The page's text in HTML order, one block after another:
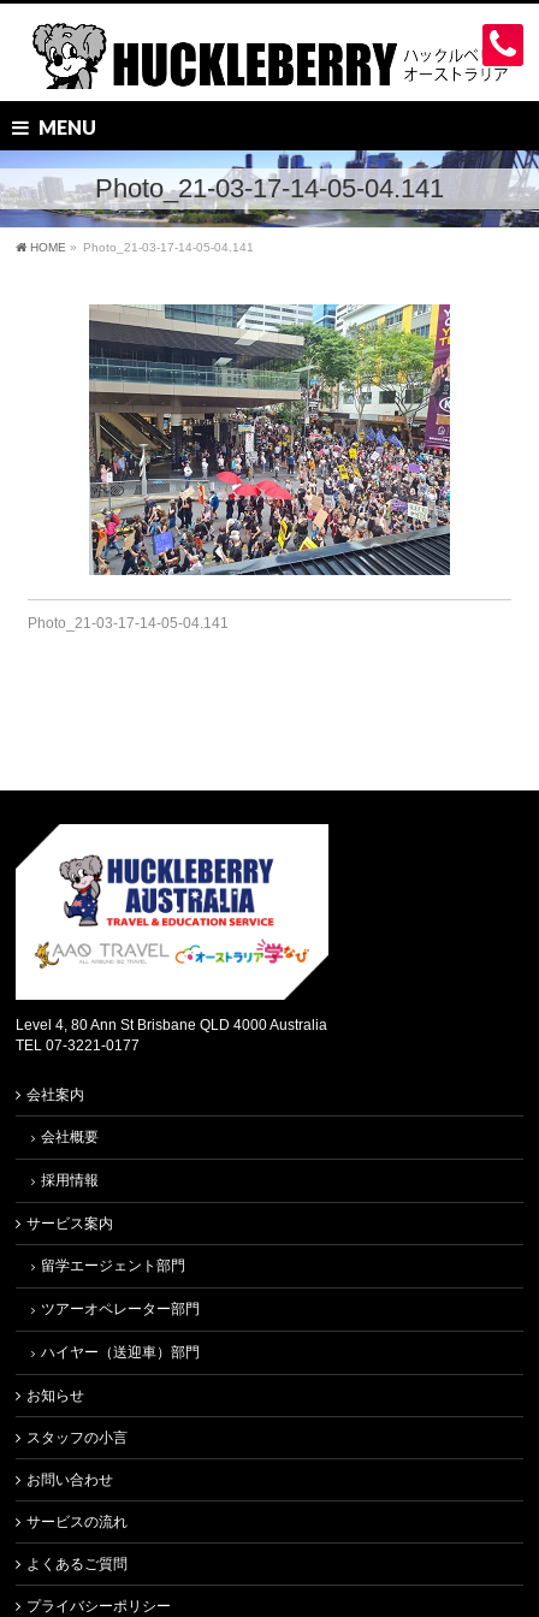
MENU
Photo_21-03-17-14-05-04.141
HOME » Photo_21-03-17-14-05-04.141
Photo_21-03-17-14-05-04.141
Level 4, 80 Ann St Brisbane QLD 4000 Australia
TEL 07-3221-0177
会社案内
会社概要
採用情報
サービス案内
留学エージェント部門
ツアーオペレーター部門
ハイヤー（送迎車）部門
お知らせ
スタッフの小言
お問い合わせ
サービスの流れ
よくあるご質問
プライバシーポリシー